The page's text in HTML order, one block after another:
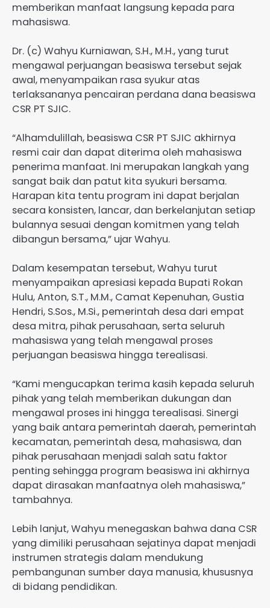
memberikan manfaat langsung kepada para
mahasiswa.
Dr. (c) Wahyu Kurniawan, S.H., M.H., yang turut
mengawal perjuangan beasiswa tersebut sejak
awal, menyampaikan rasa syukur atas
terlaksananya pencairan perdana dana beasiswa
CSR PT SJIC.
“Alhamdulillah, beasiswa CSR PT SJIC akhirnya
resmi cair dan dapat diterima oleh mahasiswa
penerima manfaat. Ini merupakan langkah yang
sangat baik dan patut kita syukuri bersama.
Harapan kita tentu program ini dapat berjalan
secara konsisten, lancar, dan berkelanjutan setiap
bulannya sesuai dengan komitmen yang telah
dibangun bersama,” ujar Wahyu.
Dalam kesempatan tersebut, Wahyu turut
menyampaikan apresiasi kepada Bupati Rokan
Hulu, Anton, S.T., M.M., Camat Kepenuhan, Gustia
Hendri, S.Sos., M.Si., pemerintah desa dari empat
desa mitra, pihak perusahaan, serta seluruh
mahasiswa yang telah mengawal proses
perjuangan beasiswa hingga terealisasi.
“Kami mengucapkan terima kasih kepada seluruh
pihak yang telah memberikan dukungan dan
mengawal proses ini hingga terealisasi. Sinergi
yang baik antara pemerintah daerah, pemerintah
kecamatan, pemerintah desa, mahasiswa, dan
pihak perusahaan menjadi salah satu faktor
penting sehingga program beasiswa ini akhirnya
dapat dirasakan manfaatnya oleh mahasiswa,”
tambahnya.
Lebih lanjut, Wahyu menegaskan bahwa dana CSR
yang dimiliki perusahaan sejatinya dapat menjadi
instrumen strategis dalam mendukung
pembangunan sumber daya manusia, khususnya
di bidang pendidikan.